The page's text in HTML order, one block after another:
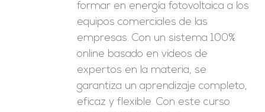
formar en energía fotovoltaica a los
equipos comerciales de las
empresas. Con un sistema 100%
online basado en vídeos de
expertos en la materia, se
garantiza un aprendizaje completo,
eficaz y flexible. Con este curso